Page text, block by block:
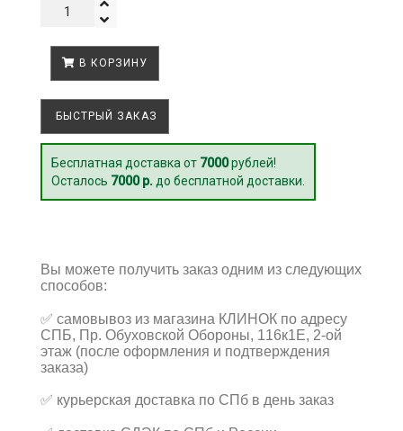
В КОРЗИНУ
БЫСТРЫЙ ЗАКАЗ
Бесплатная доставка от 7000рублей!
Осталось 7000 р. до бесплатной доставки.
Вы можете получить заказ одним из следующих
способов:
✅ самовывоз из магазина КЛИНОК по адресу
СПБ, Пр. Обуховской Обороны, 116к1Е, 2-ой
этаж (после оформления и подтверждения
заказа)
✅ курьерская доставка по СПб в день заказ